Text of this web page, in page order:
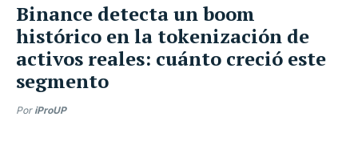
Binance detecta un boom
histórico en la tokenización de
activos reales: cuánto creció este
segmento
Por iProUP